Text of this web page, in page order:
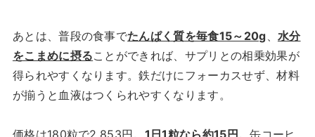
あとは、普段の食事でたんぱく質を毎食15～20g
水分
をこまめに摂ることができれば、サプリとの相乗効果が
得られやすくなります。鉄だけにフォーカスせず、材料
が揃うと血液はつくられやすくなります。
価格は180粒で2,853円。 1日1粒なら約15円。缶コーヒ